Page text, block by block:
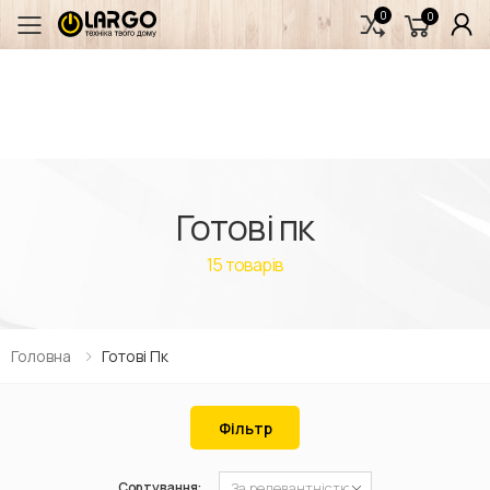
Переключити мобільне меню
0 0
Готові пк
15товарів
Головна Готові Пк
Фільтр